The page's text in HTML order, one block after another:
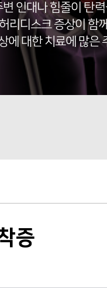
변 인대나 힘줄이 탄
리디스크 증상이 함
에 대한 치료에 많은
증